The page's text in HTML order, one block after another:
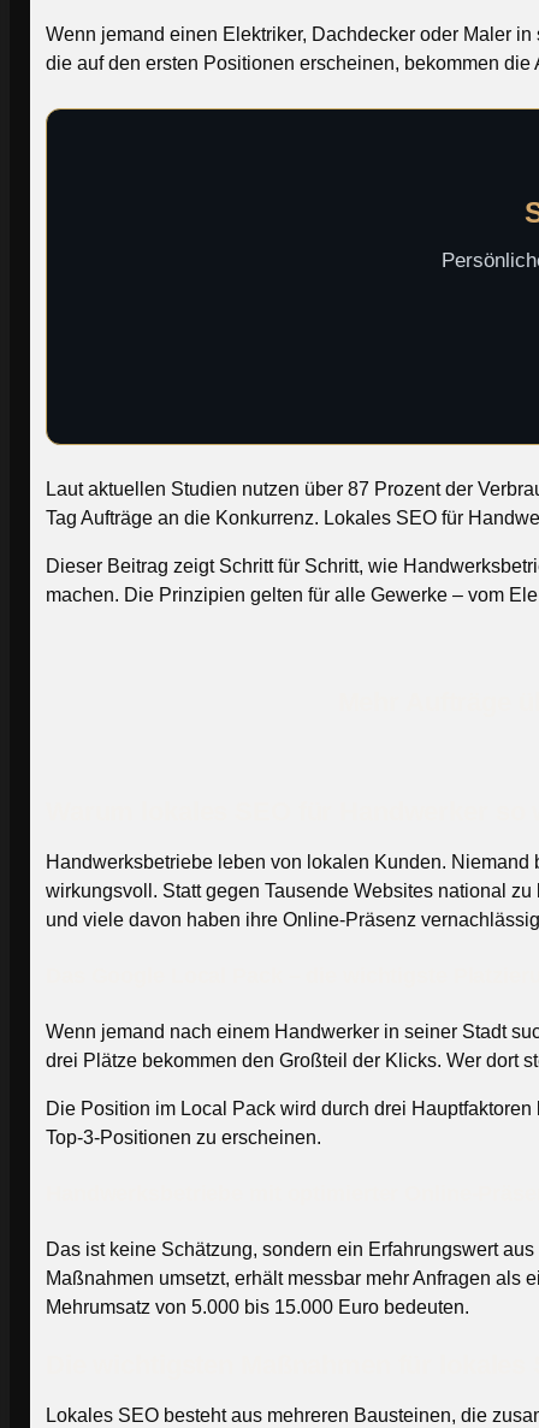
Wenn jemand einen Elektriker, Dachdecker oder Maler
die auf den ersten Positionen erscheinen, bekommen
Laut aktuellen Studien nutzen über 87 Prozent der
Tag Aufträge an die Konkurrenz. Lokales SEO für
Dieser Beitrag zeigt Schritt für Schritt, wie
machen. Die Prinzipien gelten für alle Gewerke – vom
Handwerksbetriebe leben von lokalen Kunden.
wirkungsvoll. Statt gegen Tausende Websites national
und viele davon haben ihre Online-Präsenz
Wenn jemand nach einem Handwerker in seiner Stadt
drei Plätze bekommen den Großteil der Klicks. Wer dort
Die Position im Local Pack wird durch drei
Top-3-Positionen zu erscheinen.
Das ist keine Schätzung, sondern ein Erfahrungswert
Maßnahmen umsetzt, erhält messbar mehr Anfragen
Mehrumsatz von 5.000 bis 15.000 Euro bedeuten.
Lokales SEO besteht aus mehreren Bausteinen, die